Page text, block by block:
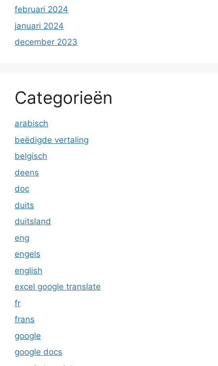
februari 2024
januari 2024
december 2023
Categorieën
arabisch
beëdigde vertaling
belgisch
deens
doc
duits
duitsland
eng
engels
english
excel google translate
fr
frans
google
google docs